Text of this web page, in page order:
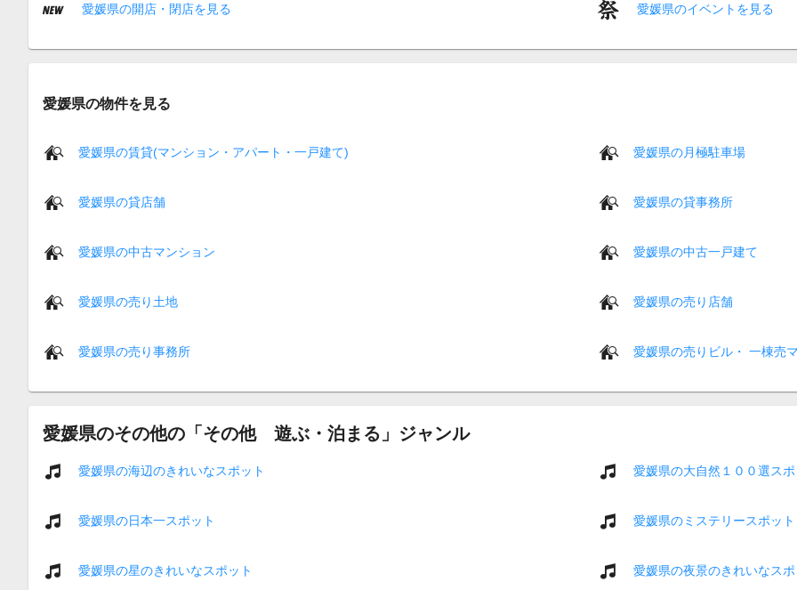
愛媛県の開店・閉店を見る 愛媛県のイベントを見る
愛媛県の物件を見る
愛媛県の賃貸(マンション・アパート・一戸建て) 愛媛県の月極駐車場
愛媛県の貸店舗 愛媛県の貸事務所
愛媛県の中古マンション 愛媛県の中古一戸建て
愛媛県の売り土地 愛媛県の売り店舗
愛媛県の売り事務所 愛媛県の売りビル・ 一棟売
愛媛県のその他の「その他 遊ぶ・泊まる」ジャンル
愛媛県の海辺のきれいなスポット 愛媛県の大自然１００選ス
愛媛県の日本一スポット 愛媛県のミステリースポット
愛媛県の星のきれいなスポット 愛媛県の夜景のきれいなス